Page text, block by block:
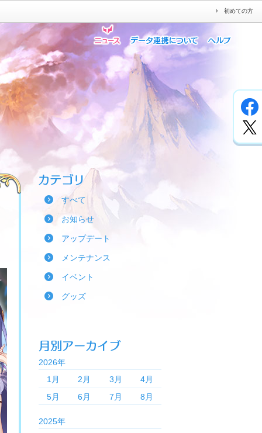
初めての方
すべて
お知らせ
アップデート
メンテナンス
イベント
グッズ
2026年
1月
2月 3月
4月
5月
6月 7月 8月
2025年